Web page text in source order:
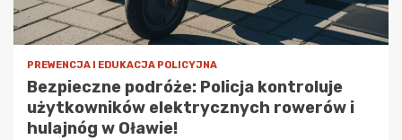
PREWENCJA I EDUKACJA POLICYJNA
Bezpieczne podróże: Policja kontroluje
użytkowników elektrycznych rowerów i
hulajnóg w Oławie!